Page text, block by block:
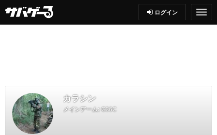
ログイン
カラシン
メインアーム: G36C